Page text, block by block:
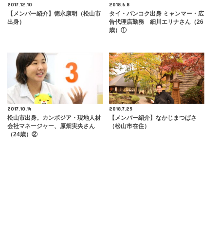
2017.12.10
【メンバー紹介】徳永康明（松山市
出身）
2018.6.8
タイ・バンコク出身 ミャンマー・広
告代理店勤務 細川エリナさん（26
歳）①
2017.10.14
松山市出身。カンボジア・現地人材
会社マネージャー、原畑実央さん
（24歳）②
2018.7.25
【メンバー紹介】なかじまつばさ
（松山市在住）